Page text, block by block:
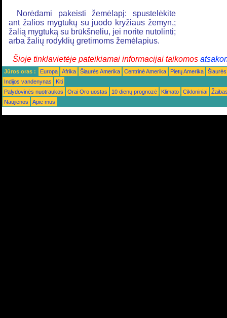
Norėdami pakeisti žemėlapį: spustelėkite
ant žalios mygtukų su juodo kryžiaus žemyn,;
žalią mygtuką su brūkšneliu, jei norite nutolinti;
arba žalių rodyklių gretimoms žemėlapius.
Šioje tinklavietėje pateikiamai informacijai taikomos
Jūros oras : Europa Afrika Šiaurės Amerika Centrinė Amerika Pietų Amerika
Indijos vandenynas
Kiti
Palydovinės nuotraukos
Orai Oro uostas 10 dienų prognozė Klimato Cikloniniai
Naujienos
Apie mus